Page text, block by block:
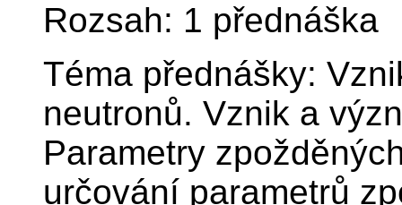
Rozsah: 1 přednáška
Téma přednášky:
neutronů. Vznik a
Parametry
určování parametrů